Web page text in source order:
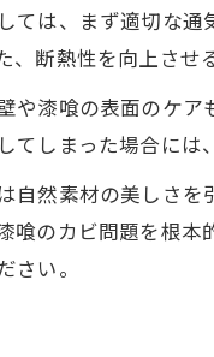
ては、まず適切な
、断熱性を向上させ
や漆喰の表面のケ
てしまった場合に
自然素材の美しさ
喰のカビ問題を根
さい。